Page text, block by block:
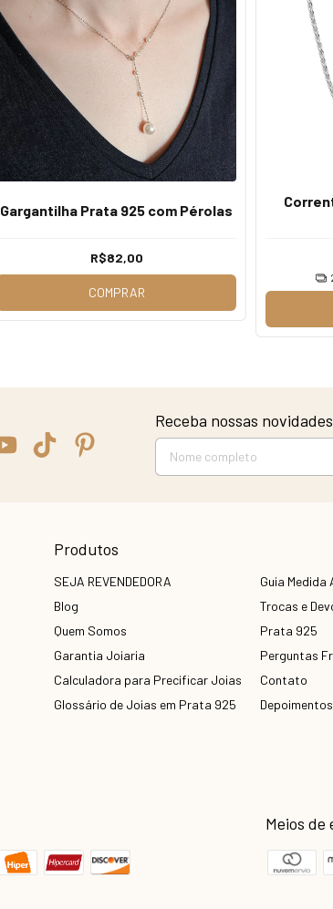
Gargantilha Prata 925 com Pérolas
R$82,00
COMPRAR
Receba nossas
Produtos
SEJA REVENDEDORA
Blog
Quem Somos
Garantia Joiaria
Calculadora para Precificar Joias
Glossário de Joias em Prata 925
Guia Medida
Trocas e
Prata 925
Perguntas
Contato
Depoimentos
Meios de